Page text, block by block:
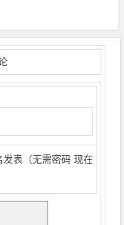
发表（无需密码现在